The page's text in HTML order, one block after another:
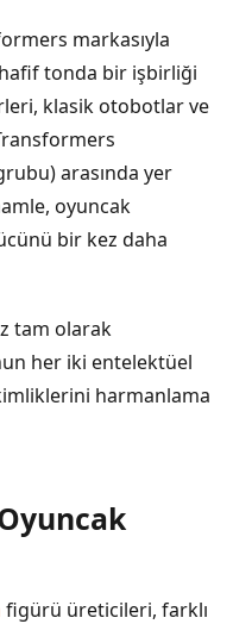
Trend
markasıyla
tonda bir işbirliği
klasik otobotlar ve
arasında yer
oyuncak
bir kez daha
tam olarak
her iki entelektüel
harmanlama
figürü üreticileri, farklı